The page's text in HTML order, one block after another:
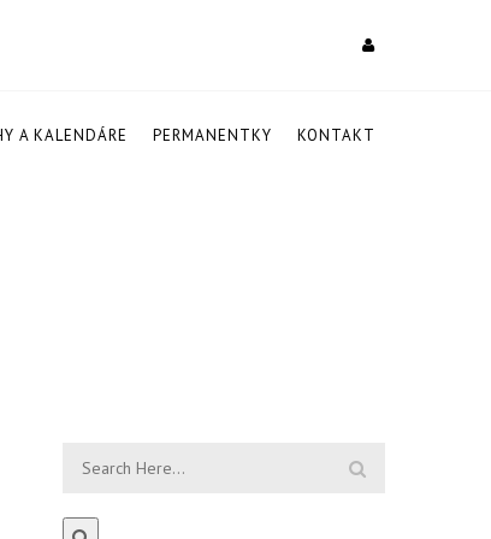
A KALENDÁRE PERMANENTKY KONTAKT